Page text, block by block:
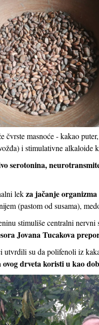
čvrste masnoće - kakao
i stimulativne alkaloide
serotonina,
lekza jačanje
(pastom od susama),
stimuliše centralni nervni
Jovana Tucakova
utvrdili su da polifenoli iz
drveta koristi u kao